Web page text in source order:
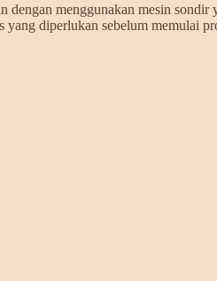
menggunakan mesin sondir
diperlukan sebelum memulai